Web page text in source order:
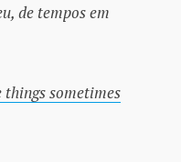
de tempos em
things sometimes